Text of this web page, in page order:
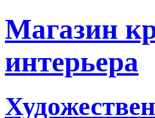
Магазин
интерьера